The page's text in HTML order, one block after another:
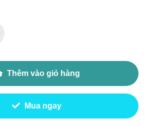
Thêm vào giỏ hàng
Mua ngay